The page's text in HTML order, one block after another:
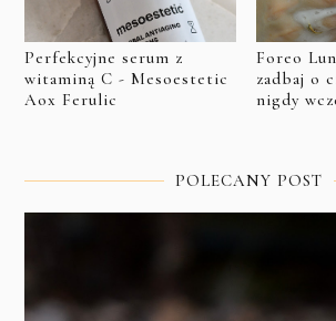
Perfekcyjne serum z
witaminą C - Mesoestetic
Aox Ferulic
Foreo
zadbaj o
nigdy
POLECANY POST